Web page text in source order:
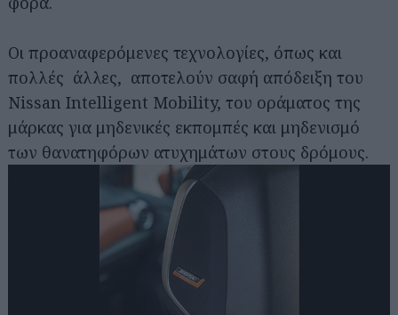
Οι προαναφερόμενες τεχνολογίες, όπως και
πολλές άλλες, αποτελούν σαφή απόδειξη του
Nissan Intelligent Mobility, του οράματος της
μάρκας για μηδενικές εκπομπές και μηδενισμό
των θανατηφόρων ατυχημάτων στους δρόμους.